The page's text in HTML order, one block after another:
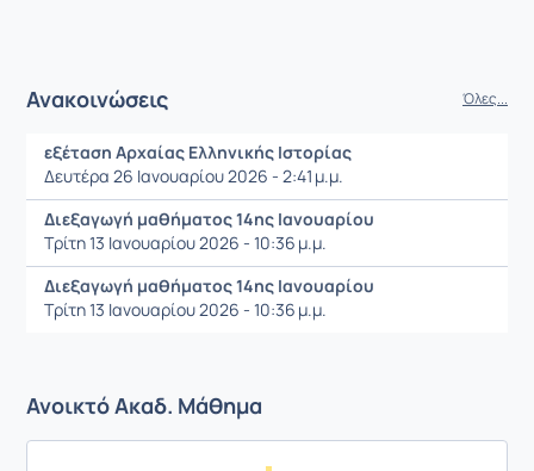
Ανακοινώσεις Όλες...
εξέταση Αρχαίας Ελληνικής Ιστορίας
Δευτέρα 26 Ιανουαρίου 2026 - 2:41 μ.μ.
Διεξαγωγή μαθήματος 14ης Ιανουαρίου
Τρίτη 13 Ιανουαρίου 2026 - 10:36 μ.μ.
Διεξαγωγή μαθήματος 14ης Ιανουαρίου
Τρίτη 13 Ιανουαρίου 2026 - 10:36 μ.μ.
Ανοικτό Ακαδ. Μάθημα